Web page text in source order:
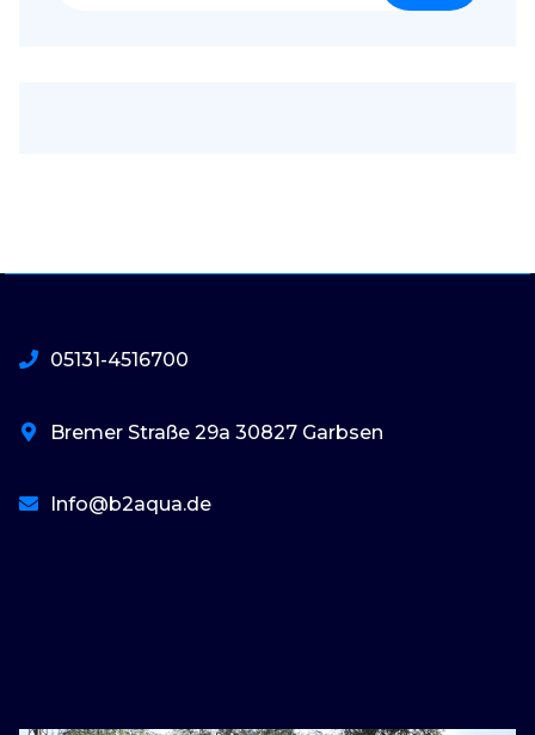
05131-4516700
Bremer Straße 29a 30827 Garbsen
Info@b2aqua.de